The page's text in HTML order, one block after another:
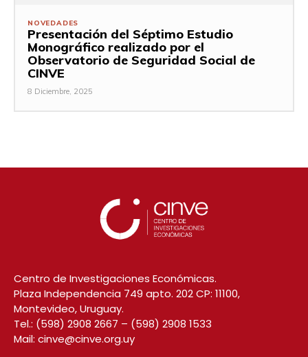
NOVEDADES
Presentación del Séptimo Estudio
Monográfico realizado por el
Observatorio de Seguridad Social de
CINVE
8 Diciembre, 2025
Centro de Investigaciones Económicas.
Plaza Independencia 749 apto. 202 CP: 11100,
Montevideo, Uruguay.
Tel.: (598) 2908 2667 – (598) 2908 1533
Mail: cinve@cinve.org.uy